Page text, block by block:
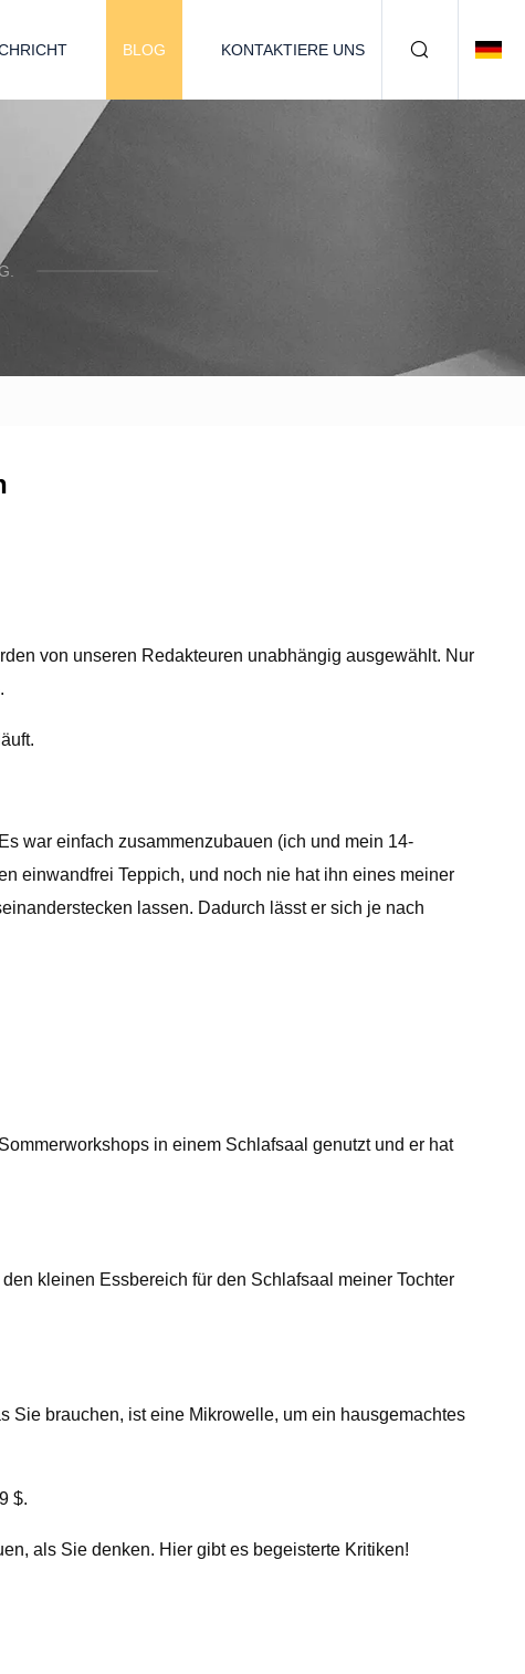
BLOG KONTAKTIERE UNS
von unseren Redakteuren unabhängig ausgewählt. Nur
war einfach zusammenzubauen (ich und mein 14-
einwandfrei Teppich, und noch nie hat ihn eines meiner
lassen. Dadurch lässt er sich je nach
in einem Schlafsaal genutzt und er hat
kleinen Essbereich für den Schlafsaal meiner Tochter
Sie brauchen, ist eine Mikrowelle, um ein hausgemachtes
$.
als Sie denken. Hier gibt es begeisterte Kritiken!